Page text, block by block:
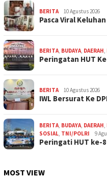
BERITA 10 Agustus 2026
Pasca Viral
BERITA, BUDAYA, DAERAH,
Peringatan HUT
BERITA 10 Agustus 2026
IWL Bersurat Ke
BERITA, BUDAYA, DAERAH,
SOSIAL, TNI/POLRI 9
Peringati HUT ke-
MOST VIEW